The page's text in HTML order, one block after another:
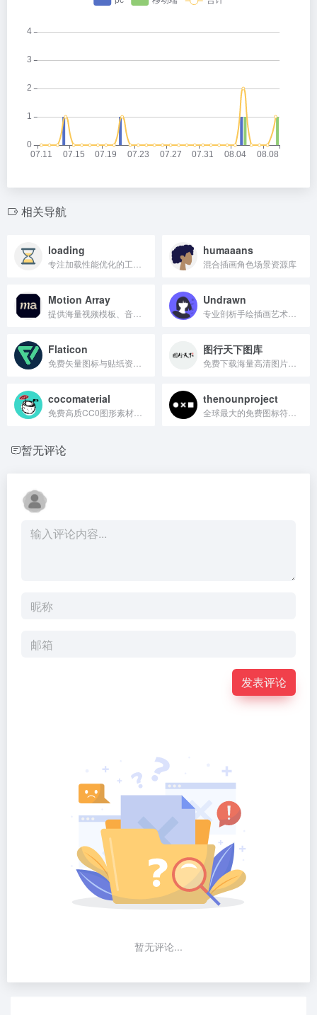
相关导航
loading humaaans
混合插画角色场景资源库
Motion Array Undrawn
Flaticon 图行天下图库
cocomaterial thenounproject
暂无评论
发表评论
暂无评论...